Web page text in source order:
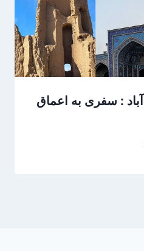
: سفری به اعماق